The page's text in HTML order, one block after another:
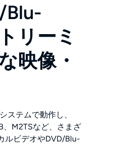
Blu-
リーミ
映像・
ステムで動作し、
、M2TSなど、さまざ
ルビデオやDVD/Blu-